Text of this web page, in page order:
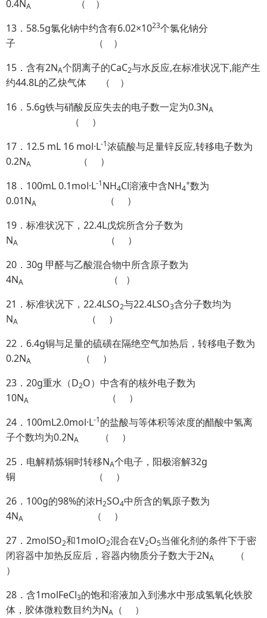
0.4NA
（ ）
13．58.5g氯化钠中约含有6.02×1023个氯化钠分
子 （ ）
15．含有2NA个阴离子的CaC2与水反应,在标准状况下,能产生
约44.8L的乙炔气体 （ ）
16．5.6g铁与硝酸反应失去的电子数一定为0.3NA
（ ）
17．12.5 mL 16 mol·L-1浓硫酸与足量锌反应,转移电子数为
0.2NA
（ ）
18．100mL 0.1mol·L-1NH4Cl溶液中含NH4
+数为
0.01NA
（ ）
19．标准状况下，22.4L戊烷所含分子数为
NA
（ ）
20．30g 甲醛与乙酸混合物中所含原子数为
4NA
（ ）
21．标准状况下，22.4LSO2与22.4LSO3含分子数均为
NA
（ ）
22．6.4g铜与足量的硫磺在隔绝空气加热后，转移电子数为
0.2NA
（ ）
23．20g重水（D2O）中含有的核外电子数为
10NA
（ ）
24．100mL2.0mol·L-1的盐酸与等体积等浓度的醋酸中氢离
子个数均为0.2NA
（ ）
25．电解精炼铜时转移NA个电子，阳极溶解32g
铜 （ ）
26．100g的98%的浓H2SO4中所含的氧原子数为
4NA
（ ）
27．2molSO2和1molO2混合在V2O5当催化剂的条件下于密
闭容器中加热反应后，容器内物质分子数大于2NA
（
）
28．含1molFeCl3的饱和溶液加入到沸水中形成氢氧化铁胶
体，胶体微粒数目约为NA （ ）